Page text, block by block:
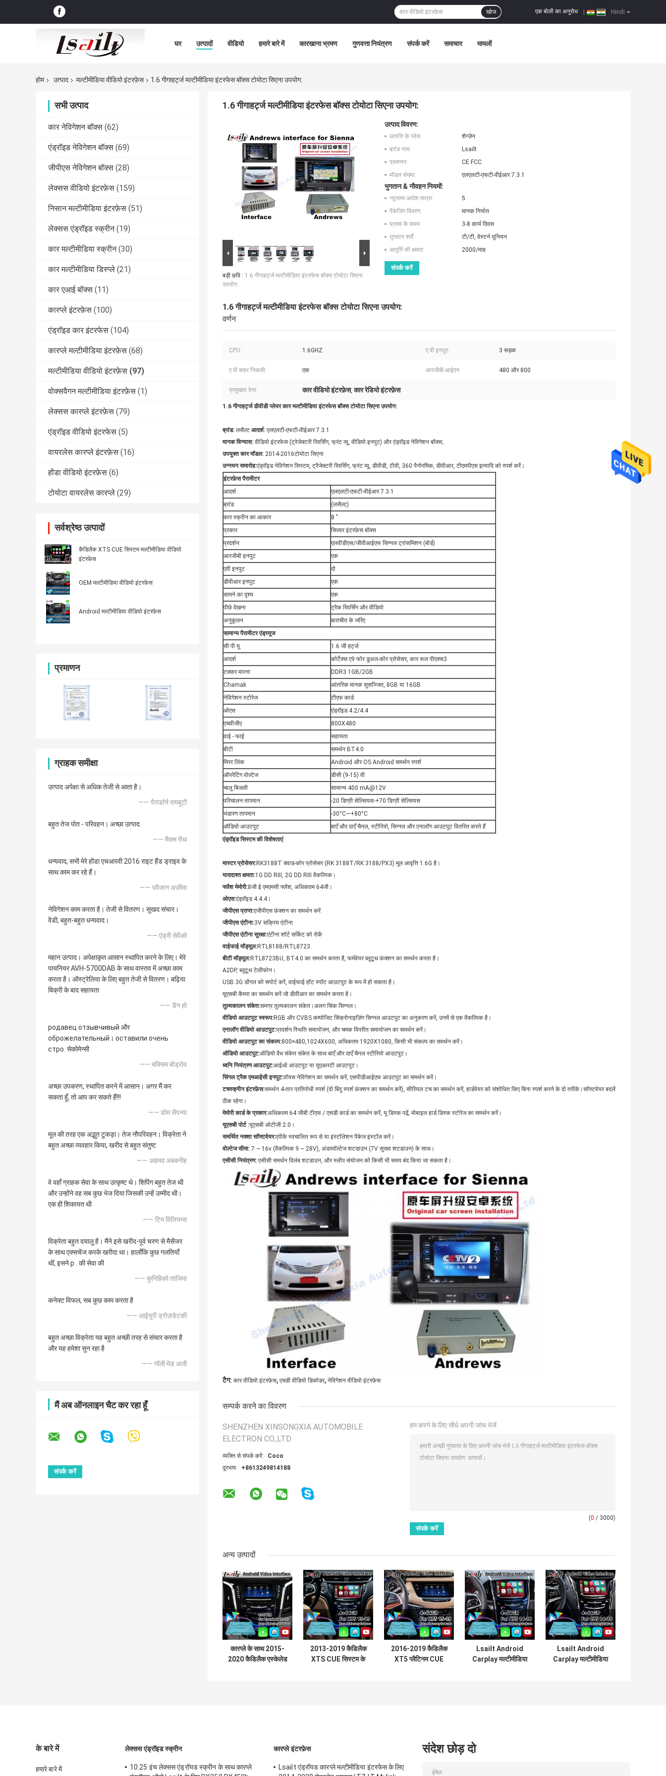
Hindi
एक बोली का अनुरोध
खोज
घर उत्पादों वीडियो हमारे बारे में कारखाना भ्रमण गुणवत्ता नियंत्रण संपर्क करें समाचार मामलों
होम उत्पाद मल्टीमीडिया वीडियो इंटरफ़ेस 1.6 गीगाहर्ट्ज मल्टीमीडिया इंटरफेस बॉक्स टोयोटा सिएना उपयोग:
सभी उत्पाद
कार नेविगेशन बॉक्स (62)
एंड्रॉइड नेविगेशन बॉक्स (69)
जीपीएस नेविगेशन बॉक्स (28)
लेक्सस वीडियो इंटरफ़ेस (159)
निसान मल्टीमीडिया इंटरफ़ेस (51)
लेक्सस एंड्रॉइड स्क्रीन (19)
कार मल्टीमीडिया स्क्रीन (30)
कार मल्टीमीडिया डिस्प्ले (21)
कार एआई बॉक्स (11)
कारप्ले इंटरफ़ेस (100)
एंड्रॉइड कार इंटरफेस (104)
कारप्ले मल्टीमीडिया इंटरफ़ेस (68)
मल्टीमीडिया वीडियो इंटरफ़ेस (97)
वोक्सवैगन मल्टीमीडिया इंटरफ़ेस (1)
लेक्सस कारप्ले इंटरफ़ेस (79)
एंड्रॉइड वीडियो इंटरफेस (5)
वायरलेस कारप्ले इंटरफ़ेस (16)
होंडा वीडियो इंटरफ़ेस (6)
टोयोटा वायरलेस कारप्ले (29)
सर्वश्रेष्ठ उत्पादों
कैडिलैक XTS CUE सिस्टम मल्टीमीडिया वीडियो
इंटरफ़ेस
OEM मल्टीमीडिया वीडियो इंटरफ़ेस
Android मल्टीमीडिया वीडियो इंटरफ़ेस
प्रमाणन
ग्राहक समीक्षा
उत्पाद अपेक्षा से अधिक तेजी से आता है।
—— पैराडॉर्न रामबूटी
बहुत तेज पोत - परिवहन। अच्छा उत्पाद
—— मैक्स रीथ
धन्यवाद, सभी मेरे होंडा एचआरवी 2016 राइट हैंड ड्राइव के
साथ काम कर रहे हैं।
—— फौजान अज़ीमा
नेविगेशन काम करता है। तेजी से वितरण। सुखद संचार।
वेंडी, बहुत-बहुत धन्यवाद।
—— एंड्री सेवेंको
महान उत्पाद। अपेक्षाकृत आसान स्थापित करने के लिए। मेरे
पायनियर AVH-5700DAB के साथ वास्तव में अच्छा काम
करता है। ऑस्ट्रेलिया के लिए बहुत तेजी से वितरण। बढ़िया
बिक्री के बाद सहायता
—— डैन हो
родавец отзывчивый और
оброжелательный। оставили очень
стро. सेकोमेन्सी
—— मक्सिम बोड्रोव
अच्छा उपकरण, स्थापित करने में आसान। अगर मैं कर
सकता हूँ, तो आप कर सकते हैं!!!
—— डोम लैपन्या
मूल की तरह एक अद्भुत टुकड़ा। तेज नौपरिवहन। विक्रेता ने
बहुत अच्छा व्यवहार किया, खरीद से बहुत संतुष्ट
—— अहमद अबबनीह
वे वहाँ ग्राहक सेवा के साथ उत्कृष्ट थे। शिपिंग बहुत तेज थी
और उन्होंने वह सब कुछ भेज दिया जिसकी उन्हें उम्मीद थी।
एक ही शिकायत थी
—— टिम विलियम्स
विक्रेता बहुत दयालु है। मैंने इसे खरीद-पूर्व चरण से मैसेंजर
के साथ एक्सचेंज करके खरीदा था। हालाँकि कुछ गलतियाँ
थीं, इसने p . की सेवा की
—— कुनिहिको ताजिमा
कनेक्ट विफल, सब कुछ काम करता है
—— आईयूरी ड्रोज़डेटकी
बहुत अच्छा विक्रेता यह बहुत अच्छी तरह से संचार करता है
और यह हमेशा सुन रहा है
—— गॉली मेड अली
मैं अब ऑनलाइन चैट कर रहा हूँ
1.6 गीगाहर्ट्ज मल्टीमीडिया इंटरफेस बॉक्स टोयोटा सिएना उपयोग:
बड़ी छवि : 1.6 गीगाहर्ट्ज मल्टीमीडिया इंटरफेस बॉक्स टोयोटा सिएना
उपयोग:
उत्पाद विवरण:
उत्पत्ति के प्लेस:
शेन्ज़ेन
ब्रांड नाम:
Lsailt
प्रमाणन:
CE FCC
मॉडल संख्या:
एलएलटी-एफटी-वीईआर 7.3.1
भुगतान & नौवहन नियमों:
न्यूनतम आदेश मात्रा:
5
पैकेजिंग विवरण:
मानक निर्यात
प्रसव के समय:
3-8 कार्य दिवस
भुगतान शर्तें:
टी/टी, वेस्टर्न यूनियन
आपूर्ति की क्षमता:
2000/माह
संपर्क करें
1.6 गीगाहर्ट्ज मल्टीमीडिया इंटरफेस बॉक्स टोयोटा सिएना उपयोग:
वर्णन
CPU: 1.6GHZ ए वी इनपुट: 3 सड़क
ए वी बाहर निकली: एक आरजीबी-आईएन: 480 और 800
प्रमुखता देना: कार वीडियो इंटरफ़ेस,कार रेडियो इंटरफ़ेस
1.6 गीगाहर्ट्ज डीवीडी प्लेयर कार मल्टीमीडिया इंटरफेस बॉक्स टोयोटा सिएना उपयोग:
ब्रांड: लसैल्ट आदर्श: एलएलटी-एफटी-वीईआर 7.3.1
मानक विन्यास: वीडियो इंटरफेस (ट्रेजेक्टरी रिवर्सिंग, फ्रंट व्यू, वीडियो इनपुट) और एंड्रॉइड नेविगेशन बॉक्स;
उपयुक्त कार मॉडल: 2014-2016टोयोटा सिएना
उन्नयन समारोह:एंड्रॉइड नेविगेशन सिस्टम, ट्रैजेक्टरी रिवर्सिंग, फ्रंट व्यू, डीवीडी, टीवी, 360 पैनोरमिक, डीवीआर, टीएमपीएस इत्यादि को स्पर्श करें।
इंटरफ़ेस पैरामीटर
आदर्श
एलएलटी-एफटी-वीईआर 7.3.1
ब्रांड
(लसैल्ट)
कार स्क्रीन का आकार
8 "
प्रकार
सिल्वर इंटरफ़ेस बॉक्स
प्रदर्शन
एलवीडीएस/जीवीआईएफ सिग्नल ट्रांसमिशन (बोर्ड)
आरजीबी इनपुट
एक
एवी इनपुट
दो
डीवीआर इनपुट
एक
सामने का दृश्य
एक
पीछे देखना
ट्रैक रिवर्सिंग और वीडियो
अनुकूलन
बातचीत के जरिए
सामान्य पैरामीटर एंड्रयूज
सी पी यू
1.6 जी हर्ट्ज
आदर्श
कोर्टेक्स ए9 फोर डुअल-कोर प्रोसेसर, कार रूल पीएक्स3
टक्कर मारना
DDR3 1GB/2GB
Chamak
आंतरिक मानक सुसज्जित, 8GB या 16GB
नेविगेशन स्टोरेज
टीएफ कार्ड
ओएस
एंड्रॉइड 4.2/4.4
एचवीजीए
800X480
वाई - फाई
सहायता
बीटी
समर्थन BT4.0
मिरर लिंक
Android और OS Android समर्थन स्पर्श
ऑपरेटिंग वोल्टेज
डीसी (9-15) वी
चालू बिजली
सामान्य 400 mA@12V
परिचालन तापमान
-20 डिग्री सेल्सियस-+70 डिग्री सेल्सियस
भंडारण तापमान
-30°C—+80°C
ऑडियो आउटपुट
बाएँ और दाएँ चैनल, स्टीरियो, सिग्नल और एनालॉग आउटपुट वितरित करते हैं
एंड्रॉइड सिस्टम की विशेषताएं
मास्टर प्रोसेसर:RK3188T क्वाड-कोर प्रोसेसर (RK 3188T/RK 3188/PX3) मूल आवृत्ति 1.6G है।
याददाश्त क्षमता:1G DD RIII, 2G DD RIII वैकल्पिक।
फ्लैश मेमोरी:8जी ई एमएमसी फ्लैश, अधिकतम 64जी।
ओएस:एंड्रॉइड 4.4.4।
जीपीएस प्राप्त:एजीपीएस फ़ंक्शन का समर्थन करें
जीपीएस एंटीना:3V सक्रिय एंटीना
जीपीएस एंटीना सुरक्षा:एंटीना शॉर्ट सर्किट को रोकें
वाईफाई मॉड्यूल:RTL8188/RTL8723.
बीटी मॉड्यूल:RTL8723BU, BT4.0 का समर्थन करता है, फर्मवेयर ब्लूटूथ फ़ंक्शन का समर्थन करता है।
A2DP, ब्लूटूथ टेलीफोन।
USB 3G डोंगल को सपोर्ट करें, वाईफाई हॉट स्पॉट आउटपुट के रूप में हो सकता है।
यूएसबी कैमरा का समर्थन करें जो डीवीआर का समर्थन करता है।
तुल्यकालन संकेत:समग्र तुल्यकालन संकेत।अलग सिंक सिग्नल।
वीडियो आउटपुट स्वरूप:RGB और CVBS कम्पोजिट सिंक्रोनाइज़िंग सिग्नल आउटपुट का अनुकरण करें, उनमें से एक वैकल्पिक है।
एनालॉग वीडियो आउटपुट:प्रदर्शन स्थिति समायोजन, और चमक विपरीत समायोजन का समर्थन करें।
वीडियो आउटपुट का संकल्प:800×480,1024X600, अधिकतम 1920X1080, किसी भी संकल्प का समर्थन करें।
ऑडियो आउटपुट:ऑडियो वैध संकेत संकेत के साथ बाएँ और दाएँ चैनल स्टीरियो आउटपुट।
ध्वनि नियंत्रण आउटपुट:आईओ आउटपुट या यूएआरटी आउटपुट।
सिंगल ट्रैक एमआईसी इनपुट:वॉयस नेविगेशन का समर्थन करें, एसपीडीआईएफ आउटपुट का समर्थन करें।
टचस्क्रीन इंटरफ़ेस:समर्थन 4-तार प्रतिरोधी स्पर्श (दो बिंदु स्पर्श फ़ंक्शन का समर्थन करें), सीरियल टच का समर्थन करें, हार्डवेयर को संशोधित किए बिना स्पर्श करने के दो तरीके।सॉफ्टवेयर बदलें
ठीक रहेगा।
मेमोरी कार्ड के प्रकार:अधिकतम 64 जीबी टीएफ / एसडी कार्ड का समर्थन करें, यू डिस्क पढ़ें, मोबाइल हार्ड डिस्क स्टोरेज का समर्थन करें।
यूएसबी पोर्ट :यूएसबी ओटीजी 2.0।
समर्थित नक्शा सॉफ्टवेयर:एपीके स्वचालित रूप से या इंस्टॉलेशन पैकेज इंस्टॉल करें।
वोल्टेज सीमा: 7 ~ 16v (वैकल्पिक 9 ~ 28V), अंडरवॉल्टेज शटडाउन (7V सुरक्षा शटडाउन) के साथ।
एसीसी नियंत्रण: एसीसी समर्थन विलंब शटडाउन, और स्लीप संयोजन को किसी भी समय बंद किया जा सकता है।
टैग: कार वीडियो इंटरफ़ेस, एचडी वीडियो डिकोडर, नेविगेशन वीडियो इंटरफ़ेस
सम्पर्क करने का विवरण
SHENZHEN XINSONGXIA AUTOMOBILE
ELECTRON CO.,LTD
व्यक्ति से संपर्क करें:
Coco
दूरभाष:
+8613249814188
हम करने के लिए सीधे अपनी जांच भेजें
(0 / 3000)
अन्य उत्पादों
कारप्ले के साथ 2015-
2020 कैडिलैक एस्केलेड
2013-2019 कैडिलैक
XTS CUE सिस्टम के
2016-2019 कैडिलैक
XT5 प्लैटिनम CUE
Lsailt Android
Carplay मल्टीमीडिया
Lsailt Android
Carplay मल्टीमीडिया
के बारे में
हमारे बारे में
लेक्सस एंड्रॉइड स्क्रीन
10.25 इंच लेक्सस एंड्रॉयड स्क्रीन के साथ कारप्ले
कारप्ले इंटरफ़ेस
Lsailt एंड्रॉयड कारप्ले मल्टीमीडिया इंटरफेस के लिए
संदेश छोड़ दो